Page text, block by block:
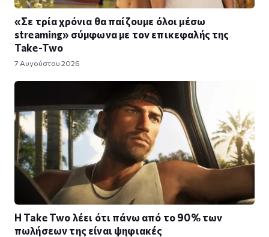
«Σε τρία χρόνια θα παίζουμε όλοι μέσω
streaming» σύμφωνα με τον επικεφαλής της
Take-Two
7 Αυγούστου 2026
Η Take Twο λέει ότι πάνω από το 90% των
πωλήσεων της είναι ψηφιακές